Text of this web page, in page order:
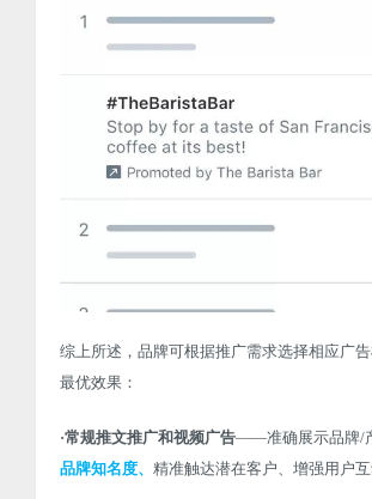
综上所述，品牌可根据推广需求选择相应广
最优效果：
·常规推文推广和视频广告——准确展示品牌/
品牌知名度、 精准触达潜在客户、增强用户互